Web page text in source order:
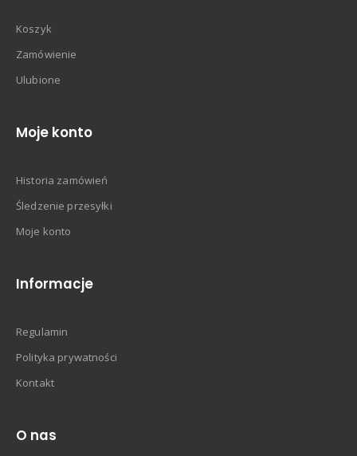
Koszyk
Zamówienie
Ulubione
Moje konto
Historia zamówień
Śledzenie przesyłki
Moje konto
Informacje
Regulamin
Polityka prywatności
Kontakt
O nas